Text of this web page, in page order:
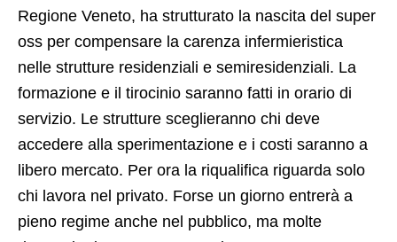
Regione Veneto, ha strutturato la nascita del super
oss per compensare la carenza infermieristica
nelle strutture residenziali e semiresidenziali. La
formazione e il tirocinio saranno fatti in orario di
servizio. Le strutture sceglieranno chi deve
accedere alla sperimentazione e i costi saranno a
libero mercato. Per ora la riqualifica riguarda solo
chi lavora nel privato. Forse un giorno entrerà a
pieno regime anche nel pubblico, ma molte